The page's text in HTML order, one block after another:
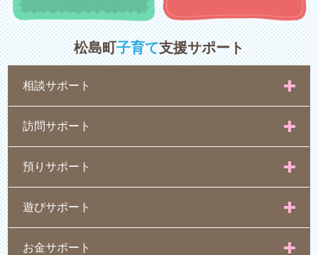
松島町子育て支援サポート
相談サポート
訪問サポート
預りサポート
遊びサポート
お金サポート